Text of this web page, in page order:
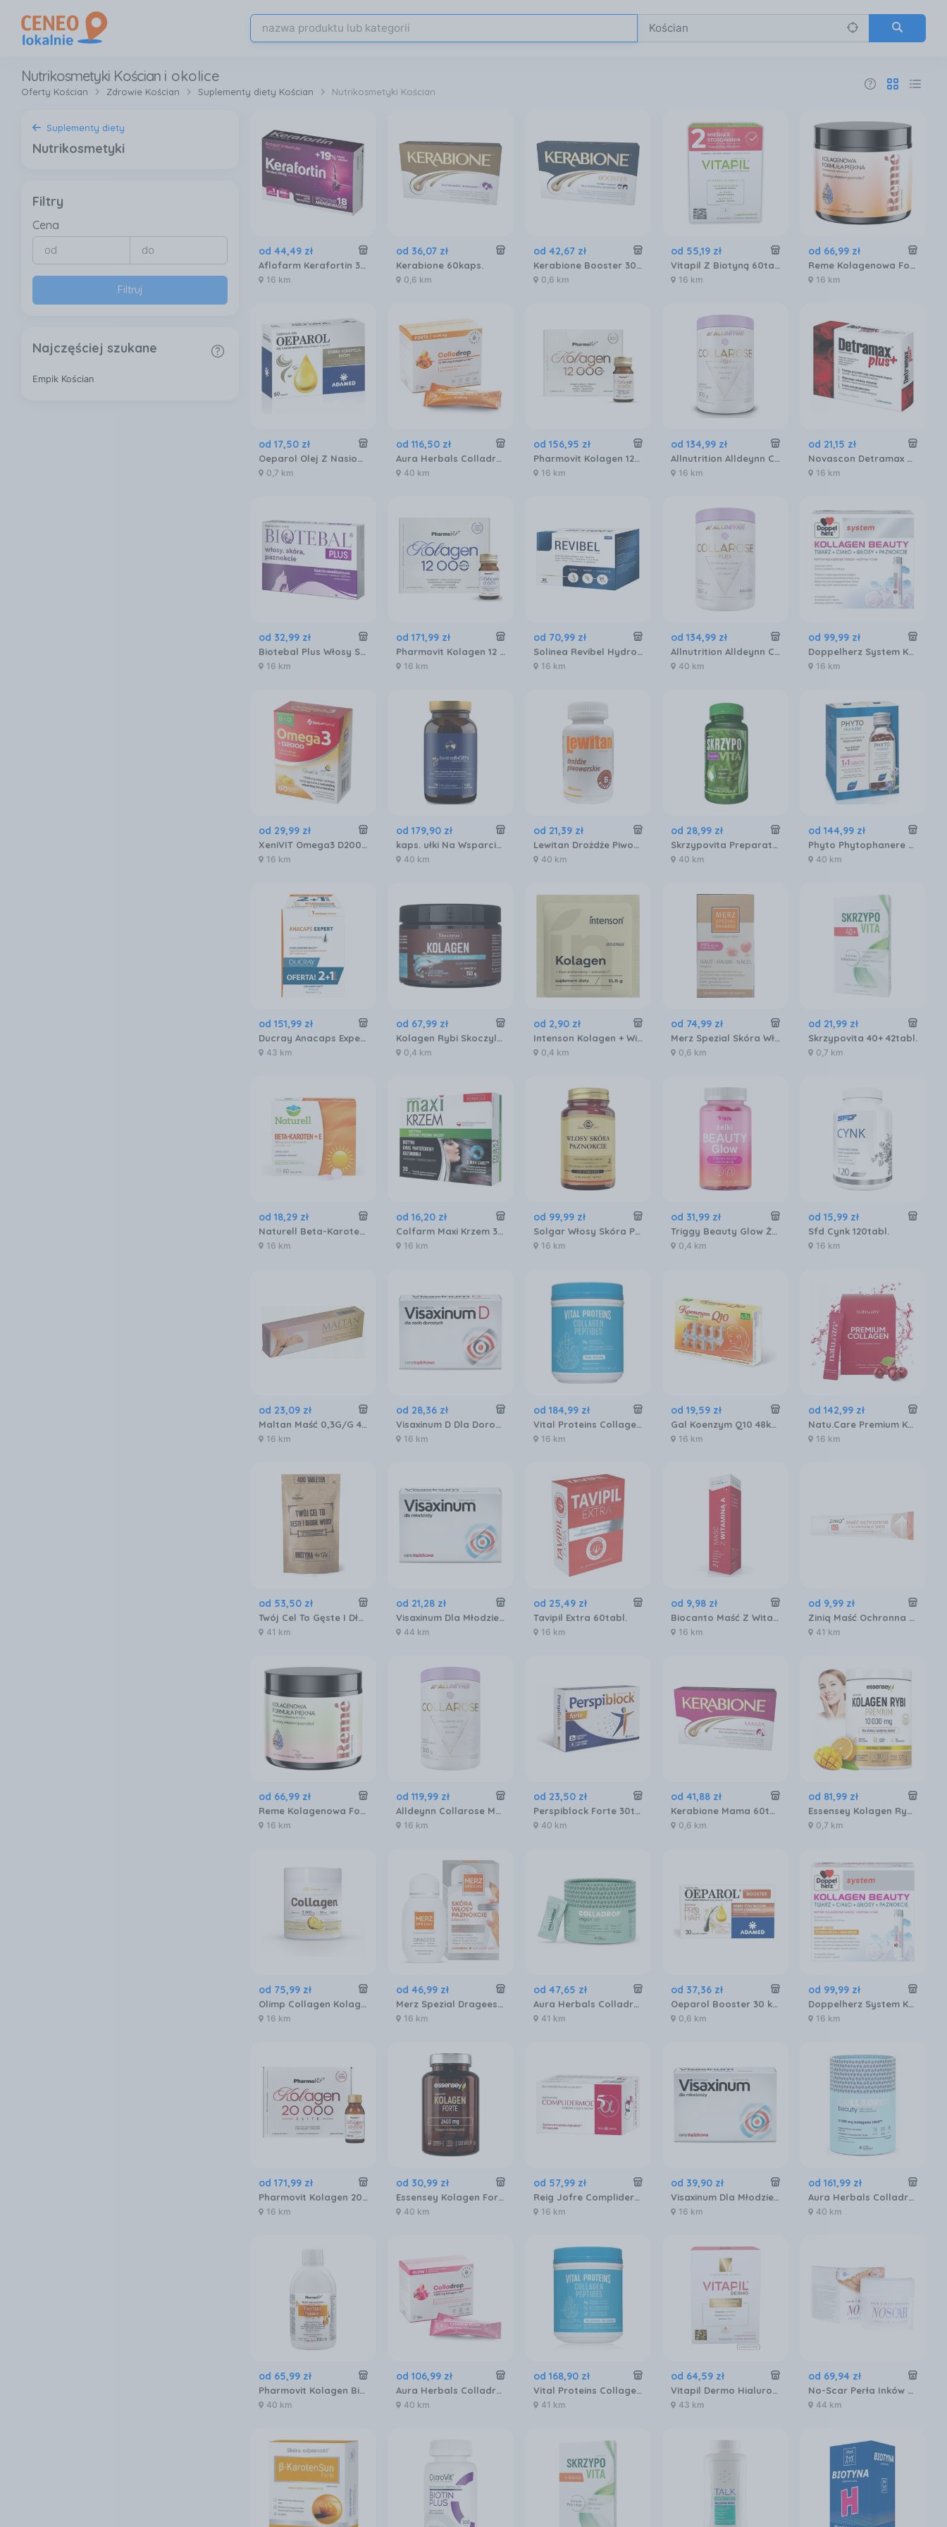
Nutrikosmetyki Kościan i okolice
Oferty Kościan Zdrowie Kościan Suplementy diety Kościan Nutrikosmetyki Kościan
Suplementy diety
Nutrikosmetyki
Filtry
Cena
Filtruj
Najczęściej szukane
Empik Kościan
od 44,49 zł
Aflofarm Kerafortin 30tabl.
16 km
od 36,07 zł
Kerabione 60kaps.
0,6 km
od 42,67 zł
Kerabione Booster 30kaps.
0,6 km
od 55,19 zł
Vitapil Z Biotyną 60tabl.
16 km
od 66,99 zł
Reme Kolagenowa Formuła Piękna Pomarańcza 150g
16 km
od 17,50 zł
Oeparol Olej Z Nasion Wiesiołka 60kaps.
0,7 km
od 116,50 zł
Aura Herbals Colladrop Forte Kolagen Morski 10000mg 30sasz.
40 km
od 156,95 zł
Pharmovit Kolagen 12000 Max 30x30ml
16 km
od 134,99 zł
Allnutrition Alldeynn Collarose Fish Raspberry Wild Strawberry 300g
16 km
od 21,15 zł
Novascon Detramax Plus 60tabl. Powlekanych
16 km
od 32,99 zł
Biotebal Plus Włosy Skóra Paznokcie 40tabl.
16 km
od 171,99 zł
Pharmovit Kolagen 12 000 Active 30x30ml
16 km
od 70,99 zł
Solinea Revibel Hydrolizowany Kolagen Rybi 30sasz.
16 km
od 134,99 zł
Allnutrition Alldeynn Collarose Flex smak mango-marakuja 360g
40 km
od 99,99 zł
Doppelherz System Kollagen Beauty 25ml/30 Ampułek
16 km
od 29,99 zł
XeniVIT Omega3 D2000, 60 kaps.
16 km
od 179,90 zł
kaps. ułki Na Wsparcie Kondycji Skóry My Best Collagen 120szt. Mybestpharm
40 km
od 21,39 zł
Lewitan Drożdże Piwowarskie 200szt.
40 km
od 28,99 zł
Skrzypovita Preparat Na Włosy Skórę I Paznokcie 80kaps.
40 km
od 144,99 zł
Phyto Phytophanere Duo 2x120kaps.
40 km
od 151,99 zł
Ducray Anacaps Expert 3x30kaps.
43 km
od 67,99 zł
Kolagen Rybi Skoczylas 150g
0,4 km
od 2,90 zł
Intenson Kolagen + Witamina C + Kwas Hialuronowy Ananasowy 11,5g
0,4 km
od 74,99 zł
Merz Spezial Skóra Włosy I Paznokcie 120szt.
0,6 km
od 21,99 zł
Skrzypovita 40+ 42tabl.
0,7 km
od 18,29 zł
Naturell Beta-Karoten + E 60tabl.
16 km
od 16,20 zł
Colfarm Maxi Krzem 30kaps.
16 km
od 99,99 zł
Solgar Włosy Skóra Paznokcie 120tabl.
16 km
od 31,99 zł
Triggy Beauty Glow Żelki 60Szt.
0,4 km
od 15,99 zł
Sfd Cynk 120tabl.
16 km
od 23,09 zł
Maltan Maść 0,3G/G 40ml
16 km
od 28,36 zł
Visaxinum D Dla Dorosłych Cera Trądzikowa 30tabl.
16 km
od 184,99 zł
Vital Proteins Collagen Peptides 567g
16 km
od 19,59 zł
Gal Koenzym Q10 48kaps.
16 km
od 142,99 zł
Natu.Care Premium Kolagen 10000mg Wiśnia 30sasz.
16 km
od 53,50 zł
Twój Cel To Gęste I Długie Włosy Biotyna 4 x Tak 400tabl.
41 km
od 21,28 zł
Visaxinum Dla Młodzieży 30tabl.
44 km
od 25,49 zł
Tavipil Extra 60tabl.
16 km
od 9,98 zł
Biocanto Maść Z Witaminą A 30g
16 km
od 9,99 zł
Ziniq Maść Ochronna Z Witaminą A 1500 25G
41 km
od 66,99 zł
Reme Kolagenowa Formuła Piękna Truskawka 150g
16 km
od 119,99 zł
Alldeynn Collarose Mango 300g
16 km
od 23,50 zł
Perspiblock Forte 30tabl.
40 km
od 41,88 zł
Kerabione Mama 60tabl.
0,6 km
od 81,99 zł
Essensey Kolagen Rybi Premium 10000mg 321 G
0,7 km
od 75,99 zł
Olimp Collagen Kolagen Rybi W Proszku 240g
16 km
od 46,99 zł
Merz Spezial Dragees 60szt.
16 km
od 47,65 zł
Aura Herbals Colladrop Vegan Kolagen Booster Vollagen 2000mg 30sasz.
41 km
od 37,36 zł
Oeparol Booster 30 kapsułek
0,6 km
od 99,99 zł
Doppelherz System Kollagen Beauty Pomarańcza I Marakuja 25mlx30szt.
16 km
od 171,99 zł
Pharmovit Kolagen 20 000 Elite 20 but. po 60 ml
16 km
od 30,99 zł
Essensey Kolagen Forte 2400mg 120kaps.
40 km
od 57,99 zł
Reig Jofre Complidermol 5 Alfa 60kaps.
16 km
od 39,90 zł
Visaxinum Dla Młodzieży 60tabl.
16 km
od 161,99 zł
Aura Herbals Colladrop Beauty Kolagen Hmg 10000mg Ananasowy 30sasz.
40 km
od 65,99 zł
Pharmovit Kolagen Biotyna Msm Koenzym Q10 500ml
40 km
od 106,99 zł
Aura Herbals Colladrop Glow Kolagen Morski 5000mg 30szt.
40 km
od 168,90 zł
Vital Proteins Collagen Peptides Kolagen Na Piękne Włosy Skórę I Paznokcie 567g
41 km
od 64,59 zł
Vitapil Dermo Hialuronowe nawilżenie 60 kaps.
43 km
od 69,94 zł
No-Scar Perła Inków Krem Z Masy Perłowej Na Blizny 50ml
44 km